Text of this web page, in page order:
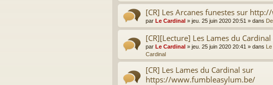
[CR] Les Arcanes funestes sur
par Le Cardinal » jeu. 25 juin 2020 20:51 » dans
[CR][Lecture] Les Lames du
par Le Cardinal » jeu. 25 juin 2020 20:41 » dans
Cardinal
[CR] Les Lames du Cardinal sur
https://www.fumbleasylum.be/